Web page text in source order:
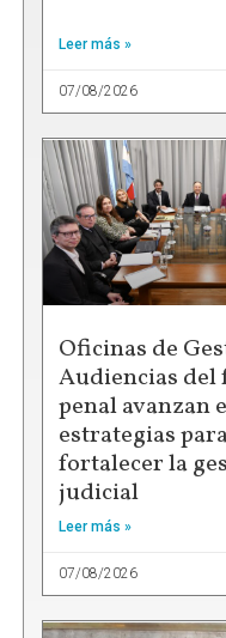
Leer más »
07/08/2026
Oficinas de
Audiencias del
penal avanzan
estrategias
fortalecer la
judicial
Leer más »
07/08/2026